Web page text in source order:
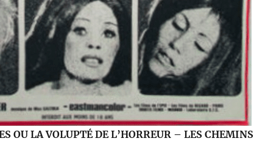
OU LA VOLUPTÉ DE L’HORREUR – LES CHEMINS